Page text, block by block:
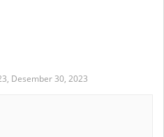
Desember 30, 2023